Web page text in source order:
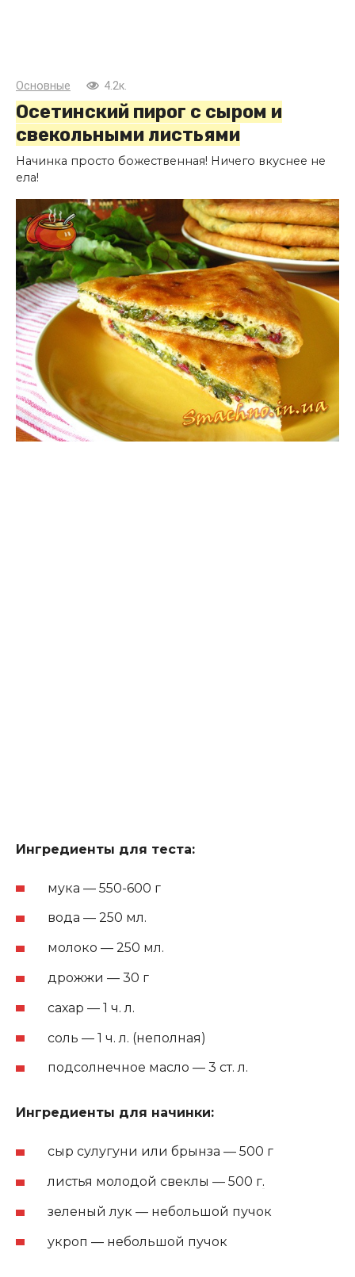
Основные 4.2к.
Осетинский пирог с сыром и
свекольными листьями
Начинка просто божественная! Ничего вкуснее не
ела!
Ингредиенты для теста:
мука — 550-600 г
вода — 250 мл.
молоко — 250 мл.
дрожжи — 30 г
сахар — 1 ч. л.
соль — 1 ч. л. (неполная)
подсолнечное масло — 3 ст. л.
Ингредиенты для начинки:
сыр сулугуни или брынза — 500 г
листья молодой свеклы — 500 г.
зеленый лук — небольшой пучок
укроп — небольшой пучок